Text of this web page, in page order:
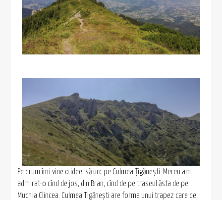
Pe drum îmi vine o idee: să urc pe Culmea Țigănești. Mereu am
admirat-o cînd de jos, din Bran, cînd de pe traseul ăsta de pe
Muchia Clincea. Culmea Tigănești are forma unui trapez care de